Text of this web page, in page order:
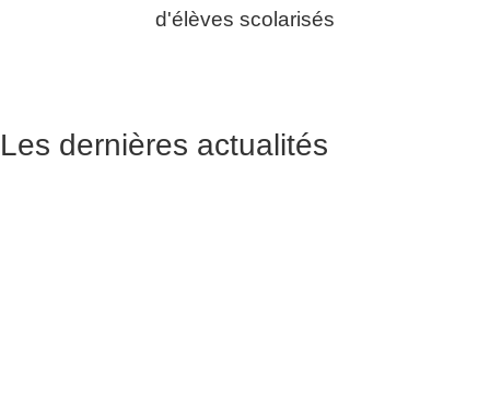
d'élèves scolarisés
Les dernières actualités